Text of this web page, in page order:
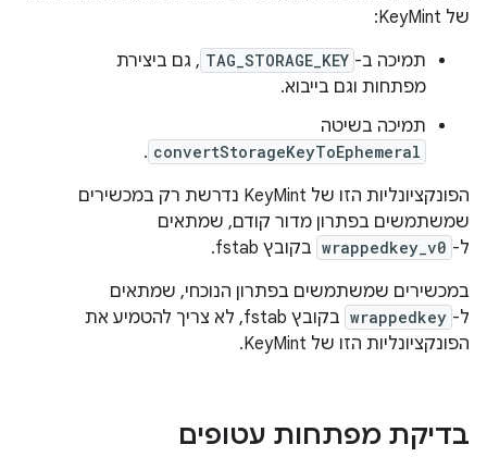
של KeyMint:
תמיכה ב- TAG_STORAGE_KEY , גם ביצירת
מפתחות וגם בייבוא.
תמיכה בשיטה
convertStorageKeyToEphemeral
.
הפונקציונליות הזו של KeyMint נדרשת רק במכשירים
שמשתמשים בפתרון מדור קודם, שמתאים
ל- wrappedkey_v0 בקובץ fstab.
במכשירים שמשתמשים בפתרון הנוכחי, שמתאים
ל- wrappedkey
בקובץ fstab, לא צריך להטמיע את
הפונקציונליות הזו של KeyMint.
בדיקת מפתחות עטופים